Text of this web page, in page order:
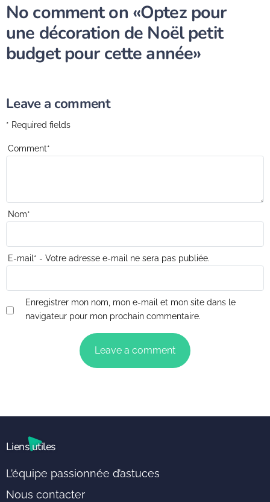
No comment on «Optez pour
une décoration de Noël petit
budget pour cette année»
Leave a comment
* Required fields
Comment*
Nom*
E-mail * - Votre adresse e-mail ne sera pas publiée.
Enregistrer mon nom, mon e-mail et mon site dans le
navigateur pour mon prochain commentaire.
Liens utiles
L’équipe passionnée d’astuces
Nous contacter